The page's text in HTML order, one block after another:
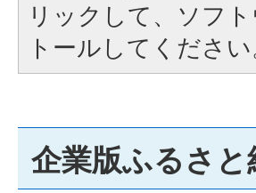
リックして、ソフ
トールしてください
企業版ふるさと